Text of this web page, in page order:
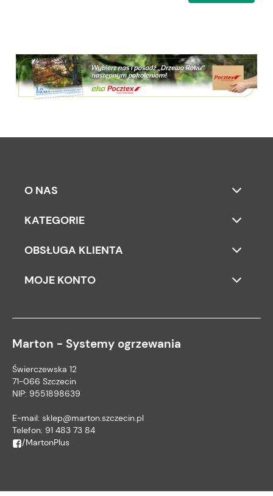
O NAS
KATEGORIE
OBSŁUGA KLIENTA
MOJE KONTO
Marton - Systemy ogrzewania
Świerczewska 12
71-066 Szczecin
NIP: 9551898639
E-mail: sklep@marton.szczecin.pl
Telefon: 91 483 73 84
/MartonPlus